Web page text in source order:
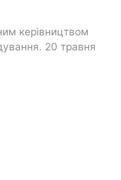
керівництвом
20 травня